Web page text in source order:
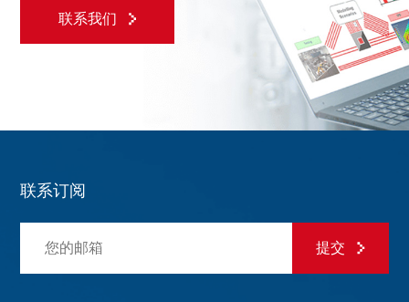
联系我们
联系订阅
提交